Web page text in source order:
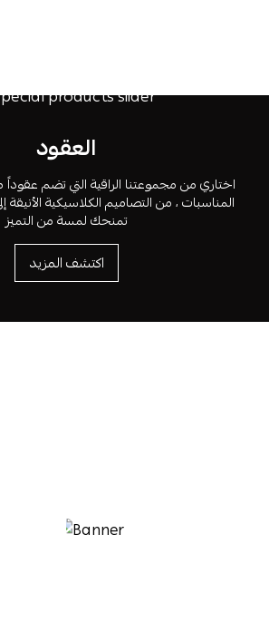
العقود
اختاري من مجموعتنا الراقية التي تضم
المناسبات ، من التصاميم الكلاسيكية الأنيقة
تمنحك لمسة من التميز
اكتشف المزيد